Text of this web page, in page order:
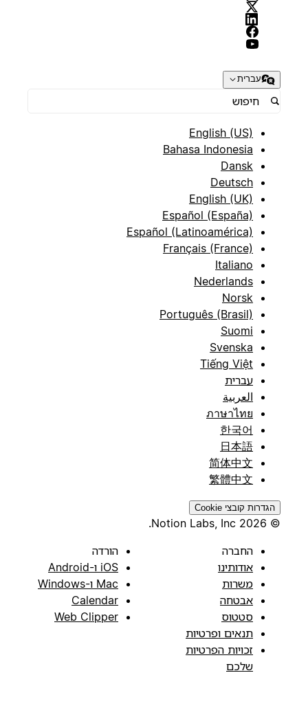
עברית
English (US)
Bahasa Indonesia
Dansk
Deutsch
English (UK)
Español (España)
Español (Latinoamérica)
Français (France)
Italiano
Nederlands
Norsk
Português (Brasil)
Suomi
Svenska
Tiếng Việt
עברית
العربية
ภาษาไทย
한국어
日本語
简体中文
繁體中文
הגדרות קובצי Cookie
© 2026 Notion Labs, Inc.
החברה
אודותינו
משרות
אבטחה
סטטוס
תנאים ופרטיות
זכויות הפרטיות
שלכם
הורדה
iOS ו-Android
Mac ו-Windows
Calendar
Web Clipper